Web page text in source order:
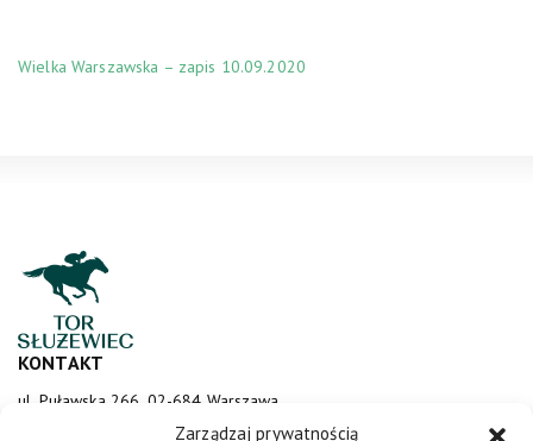
Zarządzaj prywatnością
Wielka Warszawska – zapis 10.09.2020
KONTAKT
ul. Puławska 266, 02-684 Warszawa
sluzewiec@totalizator.pl